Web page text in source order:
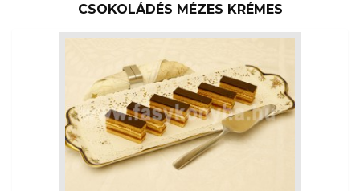
CSOKOLÁDÉS MÉZES KRÉMES